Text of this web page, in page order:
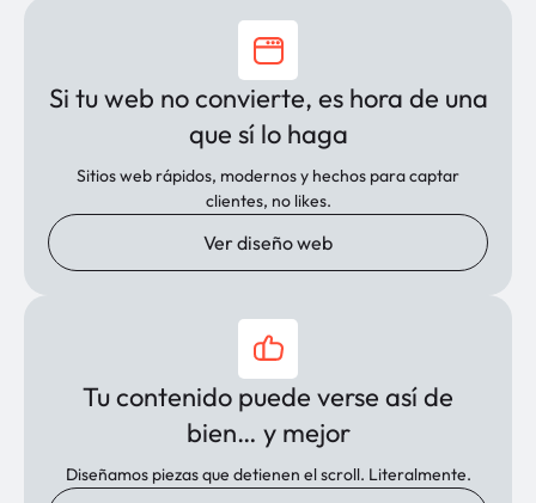
Si tu web no convierte, es hora de una
que sí lo haga
Sitios web rápidos, modernos y hechos para captar
clientes, no likes.
Ver diseño web
Tu contenido puede verse así de
bien… y mejor
Diseñamos piezas que detienen el scroll. Literalmente.